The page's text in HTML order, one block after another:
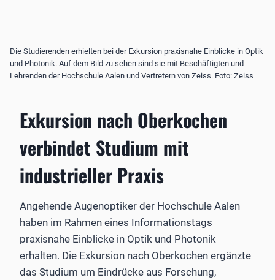
Die Studierenden erhielten bei der Exkursion praxisnahe Einblicke in Optik
und Photonik. Auf dem Bild zu sehen sind sie mit Beschäftigten und
Lehrenden der Hochschule Aalen und Vertretern von Zeiss. Foto: Zeiss
Exkursion nach Oberkochen
verbindet Studium mit
industrieller Praxis
Angehende Augenoptiker der Hochschule Aalen
haben im Rahmen eines Informationstags
praxisnahe Einblicke in Optik und Photonik
erhalten. Die Exkursion nach Oberkochen ergänzte
das Studium um Eindrücke aus Forschung,